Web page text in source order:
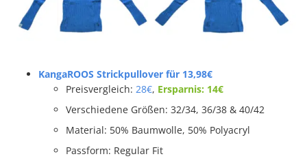
KangaROOS Strickpullover für 13,98€
Preisvergleich: 28€, Ersparnis: 14€
Verschiedene Größen: 32/34, 36/38 & 40/42
Material: 50% Baumwolle, 50% Polyacryl
Passform: Regular Fit